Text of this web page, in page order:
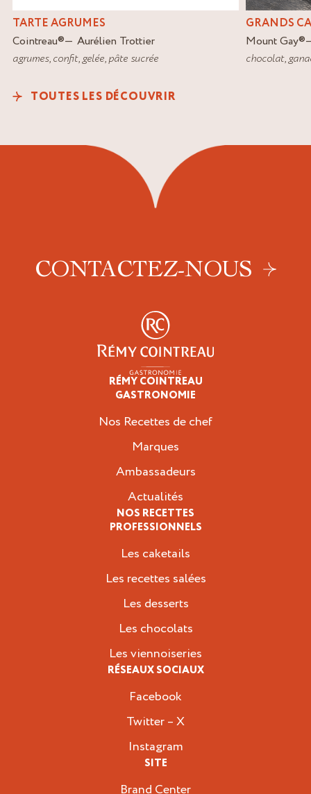
TARTE AGRUMES
Cointreau®
Aurélien Trottier
agrumes,confit,gelée,pâte sucrée
GRANDS
Mount Gay®
chocolat,
TOUTES LES DÉCOUVRIR
CONTACTEZ-NOUS
RÉMY COINTREAU
GASTRONOMIE
Nos Recettes de chef
Marques
Ambassadeurs
Actualités
NOS RECETTES
PROFESSIONNELS
Les caketails
Les recettes salées
Les desserts
Les chocolats
Les viennoiseries
RÉSEAUX SOCIAUX
Facebook
Twitter – X
Instagram
SITE
Brand Center